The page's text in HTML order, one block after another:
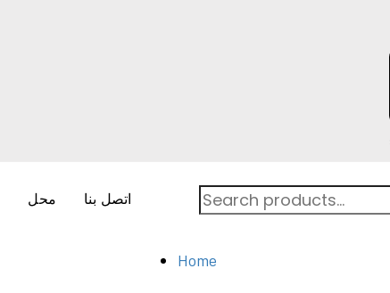
محل اتصل بنا
Home